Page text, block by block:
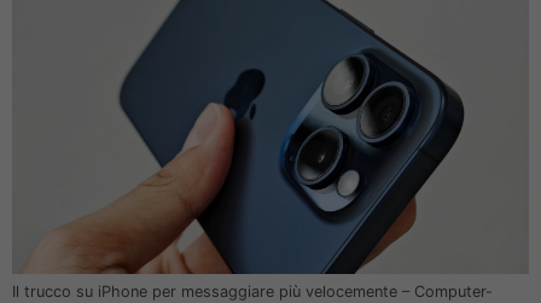
Il trucco su iPhone per messaggiare più velocemente – Computer-